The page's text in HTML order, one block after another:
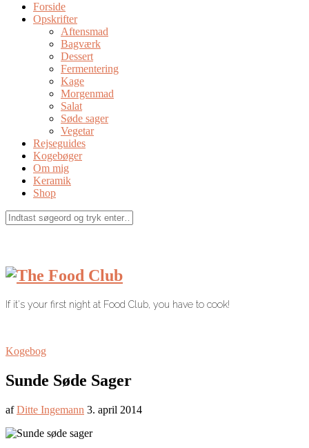
Forside
Opskrifter
Aftensmad
Bagværk
Dessert
Fermentering
Kage
Morgenmad
Salat
Søde sager
Vegetar
Rejseguides
Kogebøger
Om mig
Keramik
Shop
If it's your first night at Food Club, you have to cook!
Kogebog
Sunde Søde Sager
afDitte Ingemann 3. april 2014